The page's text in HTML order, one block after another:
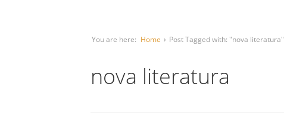
You are here: Home › Post Tagged with: "nova literatura"
nova literatura